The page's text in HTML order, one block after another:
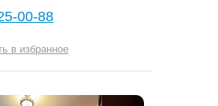
00-88
в избранное